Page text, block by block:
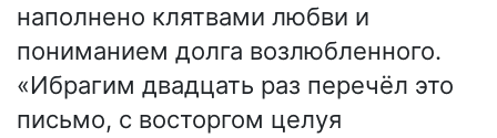
наполнено клятвами любви и
пониманием долга возлюбленного.
«Ибрагим двадцать раз перечёл это
письмо, с восторгом целуя